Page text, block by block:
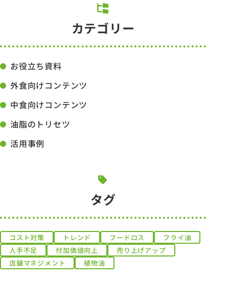
カテゴリー
お役立ち資料
外食向けコンテンツ
中食向けコンテンツ
油脂のトリセツ
活用事例
タグ
コスト対策 トレンド フードロス
フライ油
人手不足
付加価値向上
売り上げアップ
店舗マネジメント
植物油